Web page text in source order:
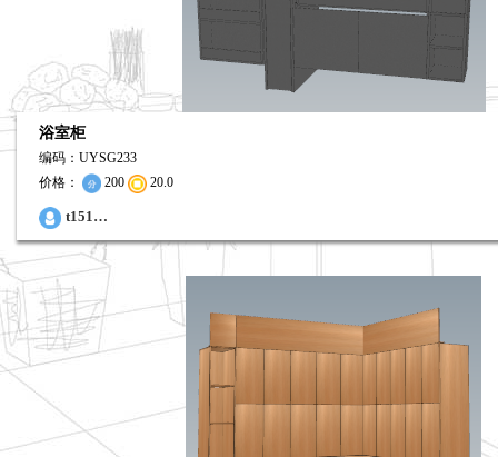
浴室柜
编码：UYSG233
价格：
200 20.0
t151…